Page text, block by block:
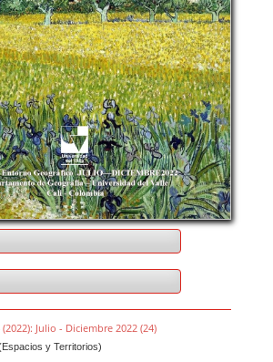
Julio - Diciembre 2022 (24)
y Territorios)